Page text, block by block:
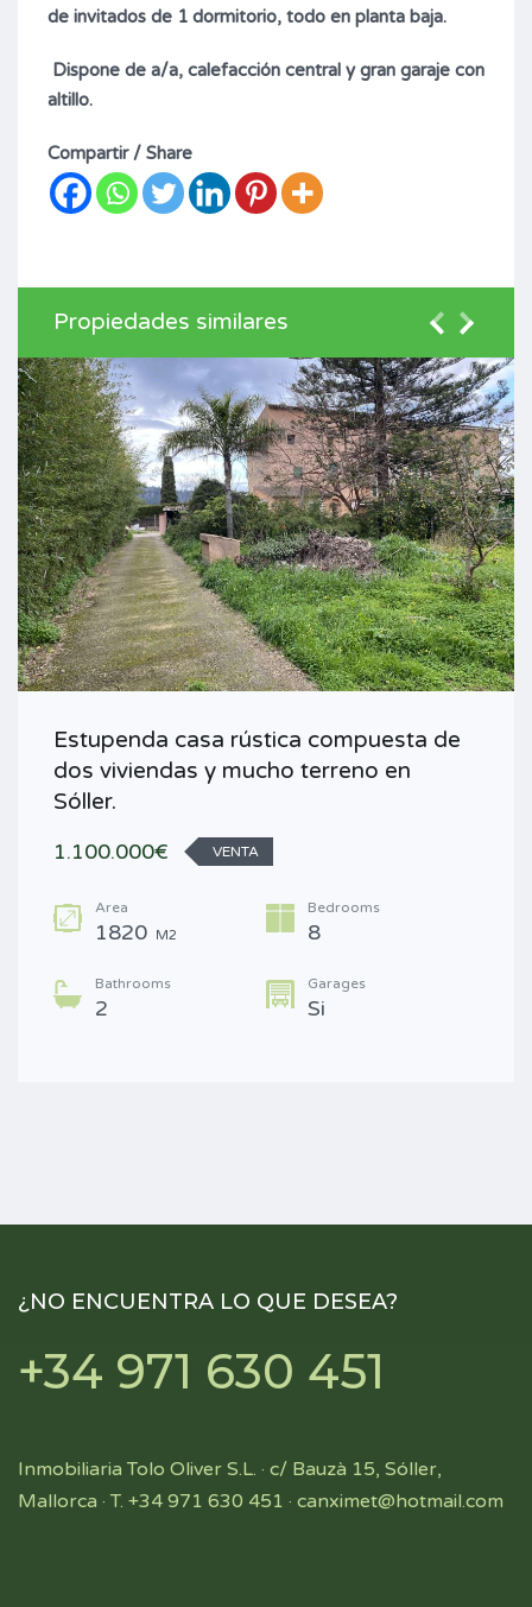
de invitados de 1 dormitorio, todo en planta baja.
Dispone de a/a, calefacción central y gran garaje con
altillo.
Compartir / Share
Propiedades similares
Estupenda casa rústica compuesta de
dos viviendas y mucho terreno en
Sóller.
1.100.000€
VENTA
Area
1820 M2
Bedrooms
8
Bathrooms
2
Garages
Si
¿NO ENCUENTRA LO QUE DESEA?
+34 971 630 451
Inmobiliaria Tolo Oliver S.L. · c/ Bauzà 15, Sóller,
Mallorca · T. +34 971 630 451 · canximet@hotmail.com